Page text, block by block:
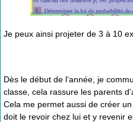
Je peux ainsi projeter de 3 à 10
Dès le début de l’année, je
classe, cela rassure les parents
Cela me permet aussi de créer
doit le revoir chez lui et y revenir